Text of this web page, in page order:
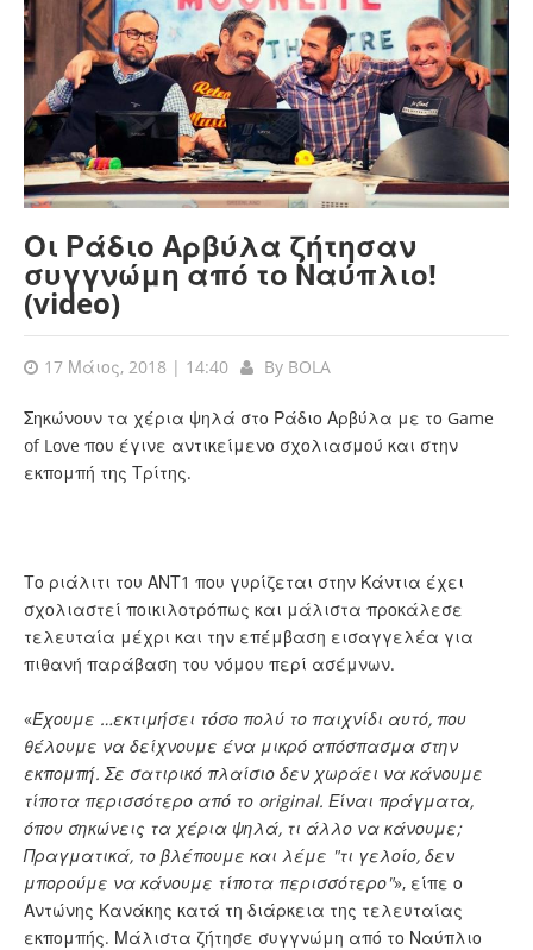
Οι Ράδιο Αρβύλα ζήτησαν
συγγνώμη από το Ναύπλιο!
(video)
17 Μάιος, 2018 | 14:40 By BOLA
Σηκώνουν τα χέρια ψηλά στο Ράδιο Αρβύλα με το Game
of Love που έγινε αντικείμενο σχολιασμού και στην
εκπομπή της Τρίτης.
Το ριάλιτι του ΑΝΤ1 που γυρίζεται στην Κάντια έχει
σχολιαστεί ποικιλοτρόπως και μάλιστα προκάλεσε
τελευταία μέχρι και την επέμβαση εισαγγελέα για
πιθανή παράβαση του νόμου περί ασέμνων.
«Έχουμε …εκτιμήσει τόσο πολύ το παιχνίδι αυτό, που
θέλουμε να δείχνουμε ένα μικρό απόσπασμα στην
εκπομπή. Σε σατιρικό πλαίσιο δεν χωράει να κάνουμε
τίποτα περισσότερο από το original. Είναι πράγματα,
όπου σηκώνεις τα χέρια ψηλά, τι άλλο να κάνουμε;
Πραγματικά, το βλέπουμε και λέμε "τι γελοίο, δεν
μπορούμε να κάνουμε τίποτα περισσότερο"», είπε ο
Αντώνης Κανάκης κατά τη διάρκεια της τελευταίας
εκπομπής. Μάλιστα ζήτησε συγγνώμη από το Ναύπλιο